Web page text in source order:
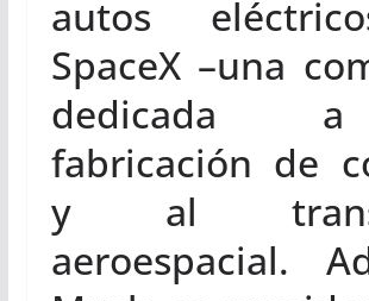
autos
SpaceX –una
dedicada
fabricación de
y al
aeroespacial.